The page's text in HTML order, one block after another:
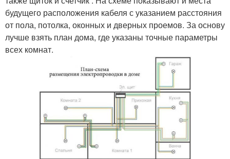
будущего расположения кабеля с указанием расстояния
от пола, потолка, оконных и дверных проемов. За основу
лучше взять план дома, где указаны точные параметры
всех комнат.